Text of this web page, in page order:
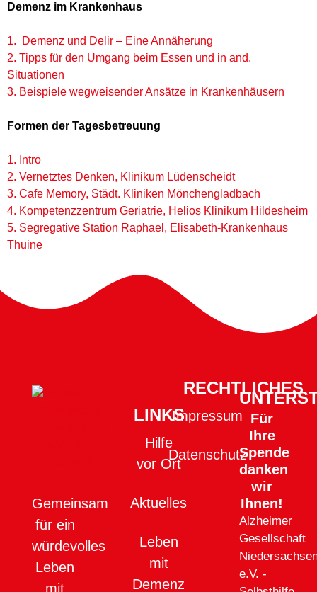
Demenz im Krankenhaus
1. Demenz und Delir – Eine Annäherung
2. Tipps für den Umgang beim Essen und in and.
Situationen
3. Beispiele wegweisender Ansätze in Krankenhäusern
Formen der Tagesbetreuung
1. Intro
2. Vernetztes Denken, Klinikum Lüdenscheidt
3. Cafe Memory, Städt. Kliniken Mönchengladbach
4. Kompetenzzentrum Geriatrie, Helios Klinikum Hildesheim
5. Segregative Station Raphael, Elisabeth-Krankenhaus
Thuine
Gemeinsam
für ein
würdevolles
Leben
mit
LINKS
Hilfe
vor Ort
Aktuelles
Leben
mit
Demenz
RECHTLICHES
Impressum
Datenschutz
Für
Ihre
Spende
danken
wir
Ihnen!
Alzheimer
Gesellschaft
e.V. -